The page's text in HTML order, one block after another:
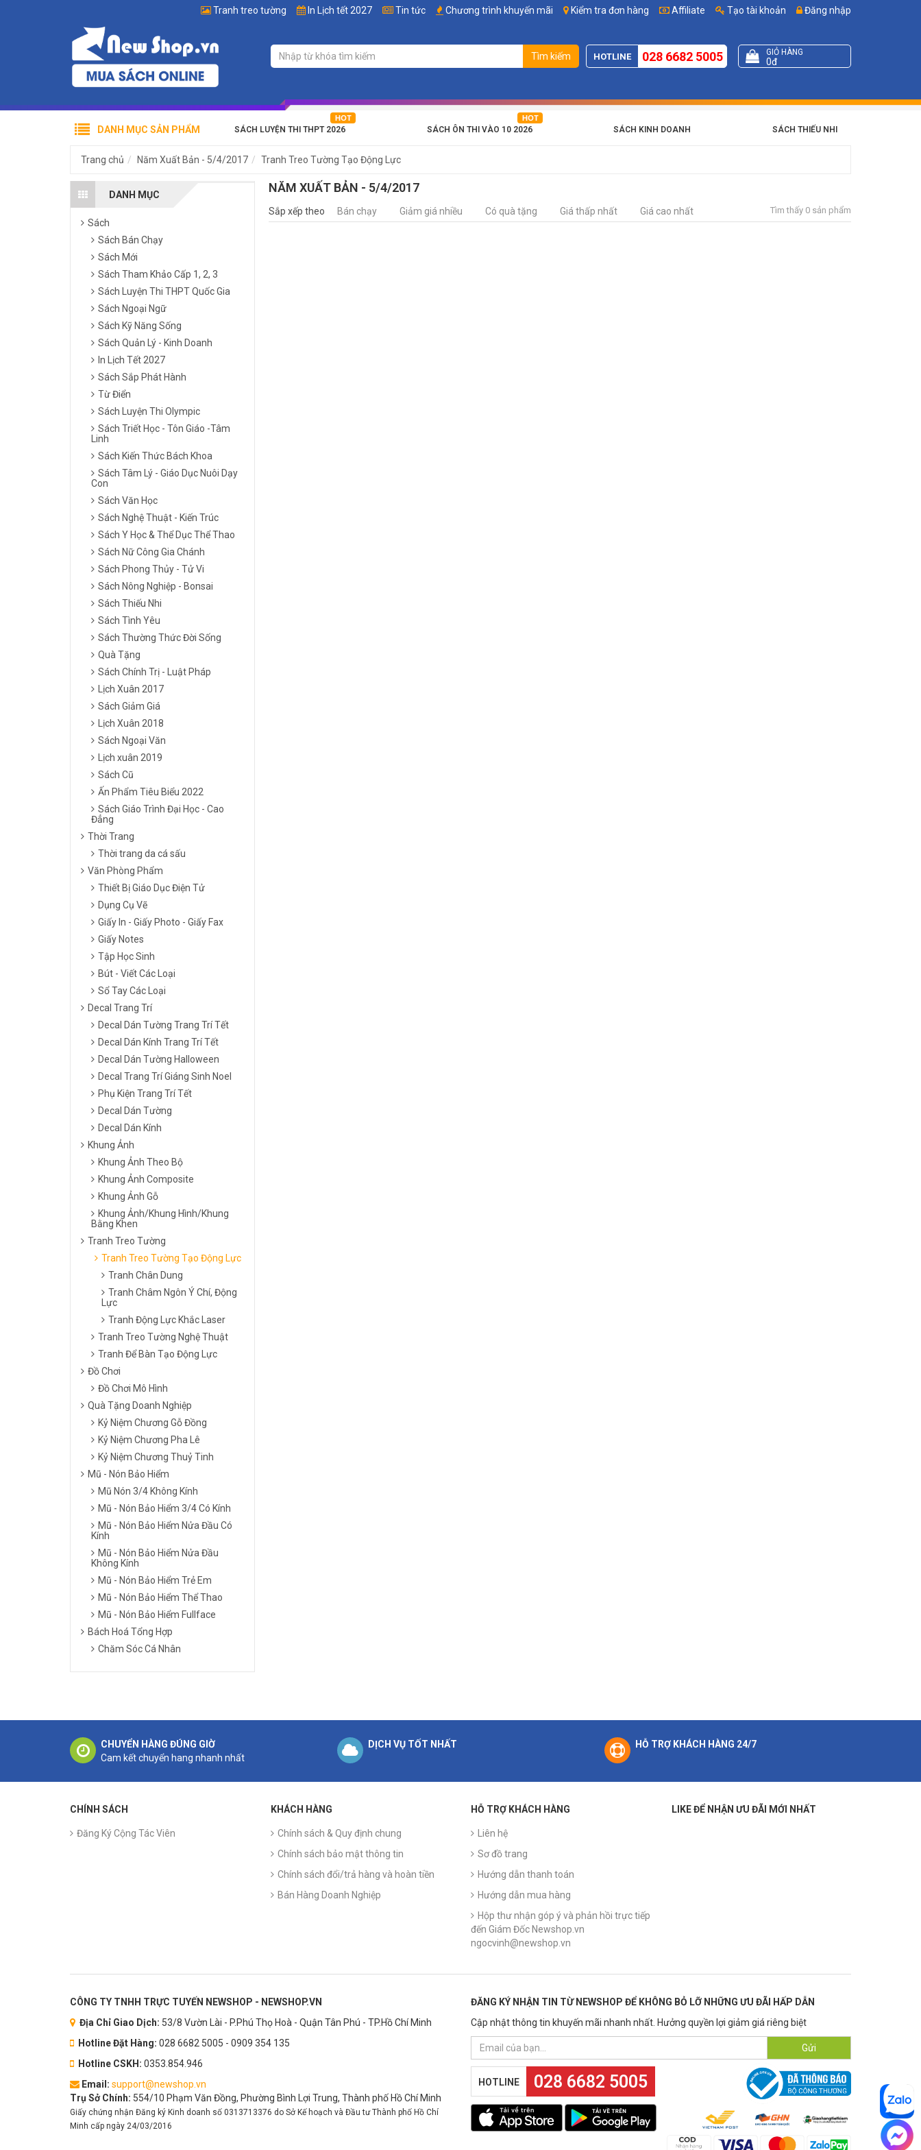
Affiliate Tạo tài khoản Đăng nhập
Tranh treo tường In Lịch tết 2027 Tin tức Chương trình khuyến mãi Kiểm tra đơn hàng
Tìm kiếm HOTLINE 028 6682 5005 GIỎ HÀNG
0đ
SÁCH LUYỆN THI THPT 2026 SÁCH ÔN THI VÀO 10 2026 SÁCH KINH DOANH SÁCH THIẾU NHI
DANH MỤC SẢN PHẨM
Trang chủ Năm Xuất Bản - 5/4/2017 Tranh Treo Tường Tạo Động Lực
DANH MỤC
Sách
Sách Bán Chạy
Sách Mới
Sách Tham Khảo Cấp 1, 2, 3
Sách Luyện Thi THPT Quốc Gia
Sách Ngoại Ngữ
Sách Kỹ Năng Sống
Sách Quản Lý - Kinh Doanh
In Lịch Tết 2027
Sách Sắp Phát Hành
Từ Điển
Sách Luyện Thi Olympic
Sách Triết Học - Tôn Giáo -Tâm
Linh
Sách Kiến Thức Bách Khoa
Sách Tâm Lý - Giáo Dục Nuôi Dạy
Con
Sách Văn Học
Sách Nghệ Thuật - Kiến Trúc
Sách Y Học & Thể Dục Thể Thao
Sách Nữ Công Gia Chánh
Sách Phong Thủy - Tử Vi
Sách Nông Nghiệp - Bonsai
Sách Thiếu Nhi
Sách Tình Yêu
Sách Thường Thức Đời Sống
Quà Tặng
Sách Chính Trị - Luật Pháp
Lịch Xuân 2017
Sách Giảm Giá
Lịch Xuân 2018
Sách Ngoại Văn
Lịch xuân 2019
Sách Cũ
Ấn Phẩm Tiêu Biểu 2022
Sách Giáo Trình Đại Học - Cao
Đẳng
Thời Trang
Thời trang da cá sấu
Văn Phòng Phẩm
Thiết Bị Giáo Dục Điện Tử
Dụng Cụ Vẽ
Giấy In - Giấy Photo - Giấy Fax
Giấy Notes
Tập Học Sinh
Bút - Viết Các Loại
Sổ Tay Các Loại
Decal Trang Trí
Decal Dán Tường Trang Trí Tết
Decal Dán Kính Trang Trí Tết
Decal Dán Tường Halloween
Decal Trang Trí Giáng Sinh Noel
Phụ Kiện Trang Trí Tết
Decal Dán Tường
Decal Dán Kính
Khung Ảnh
Khung Ảnh Theo Bộ
Khung Ảnh Composite
Khung Ảnh Gỗ
Khung Ảnh/Khung Hình/Khung
Bằng Khen
Tranh Treo Tường
Tranh Treo Tường Tạo Động Lực
Tranh Chân Dung
Tranh Châm Ngôn Ý Chí, Động
Lực
Tranh Động Lực Khắc Laser
Tranh Treo Tường Nghệ Thuật
Tranh Để Bàn Tạo Động Lực
Đồ Chơi
Đồ Chơi Mô Hình
Quà Tặng Doanh Nghiệp
Kỷ Niệm Chương Gỗ Đồng
Kỷ Niệm Chương Pha Lê
Kỷ Niệm Chương Thuỷ Tinh
Mũ - Nón Bảo Hiểm
Mũ Nón 3/4 Không Kính
Mũ - Nón Bảo Hiểm 3/4 Có Kính
Mũ - Nón Bảo Hiểm Nửa Đầu Có
Kính
Mũ - Nón Bảo Hiểm Nửa Đầu
Không Kính
Mũ - Nón Bảo Hiểm Trẻ Em
Mũ - Nón Bảo Hiểm Thể Thao
Mũ - Nón Bảo Hiểm Fullface
Bách Hoá Tổng Hợp
Chăm Sóc Cá Nhân
NĂM XUẤT BẢN - 5/4/2017
Sắp xếp theo Bán chạy Giảm giá nhiều Có quà tặng Giá thấp nhất Giá cao nhất Tìm thấy 0 sản phẩm
CHUYỂN HÀNG ĐÚNG GIỜ
Cam kết chuyển hang nhanh nhất
DỊCH VỤ TỐT NHẤT HỖ TRỢ KHÁCH HÀNG 24/7
CHÍNH SÁCH
Đăng Ký Cộng Tác Viên
KHÁCH HÀNG
Chính sách & Quy định chung
Chính sách bảo mật thông tin
Chính sách đổi/trả hàng và hoàn tiền
Bán Hàng Doanh Nghiệp
HỖ TRỢ KHÁCH HÀNG
Liên hệ
Sơ đồ trang
Hướng dẫn thanh toán
Hướng dẫn mua hàng
Hộp thư nhận góp ý và phản hồi trực tiếp
đến Giám Đốc Newshop.vn
ngocvinh@newshop.vn
LIKE ĐỂ NHẬN ƯU ĐÃI MỚI NHẤT
CÔNG TY TNHH TRỰC TUYẾN NEWSHOP - NEWSHOP.VN
Địa Chỉ Giao Dịch: 53/8 Vườn Lài - P.Phú Thọ Hoà - Quận Tân Phú - TP.Hồ Chí Minh
Hotline Đặt Hàng: 028 6682 5005 - 0909 354 135
Hotline CSKH: 0353.854.946
Email: support@newshop.vn
Trụ Sở Chính: 554/10 Phạm Văn Đồng, Phường Bình Lợi Trung, Thành phố Hồ Chí Minh
Giấy chứng nhận Đăng ký Kinh doanh số 0313713376 do Sở Kế hoạch và Đầu tư Thành phố Hồ Chí
Minh cấp ngày 24/03/2016
ĐĂNG KÝ NHẬN TIN TỪ NEWSHOP ĐỂ KHÔNG BỎ LỠ NHỮNG ƯU ĐÃI HẤP DẪN
Cập nhật thông tin khuyến mãi nhanh nhất. Hưởng quyền lợi giảm giá riêng biệt
Gửi
HOTLINE 028 6682 5005